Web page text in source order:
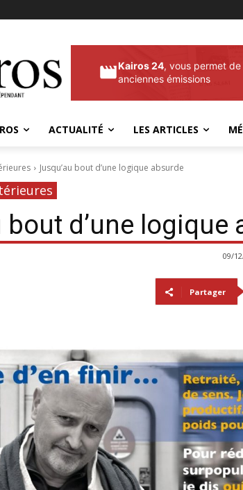
Kairos 24, vous permet
anciennes émissions
ACTUALITÉ LES ARTICLES
Jusqu’au bout d’une logique absurde
bout d’une logique
09/
Partager